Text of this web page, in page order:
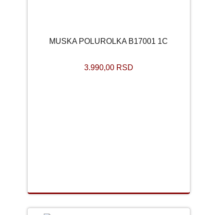
MUSKA POLUROLKA B17001 1C
3.990,00 RSD